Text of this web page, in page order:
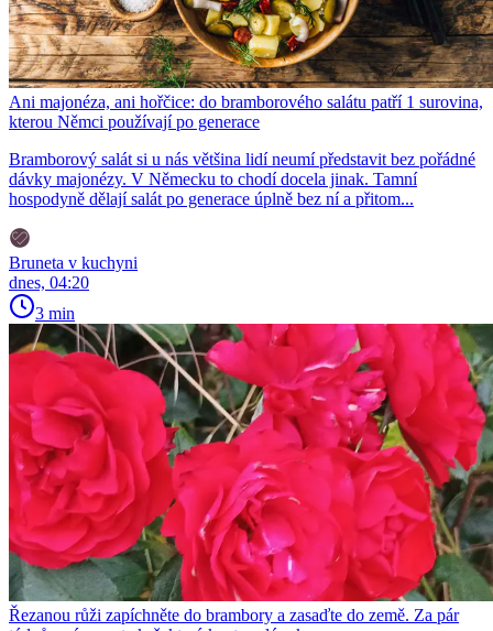
Ani majonéza, ani hořčice: do bramborového salátu patří 1 surovina,
kterou Němci používají po generace
Bramborový salát si u nás většina lidí neumí představit bez pořádné
dávky majonézy. V Německu to chodí docela jinak. Tamní
hospodyně dělají salát po generace úplně bez ní a přitom...
Bruneta v kuchyni
dnes, 04:20
3 min
Řezanou růži zapíchněte do brambory a zasaďte do země. Za pár